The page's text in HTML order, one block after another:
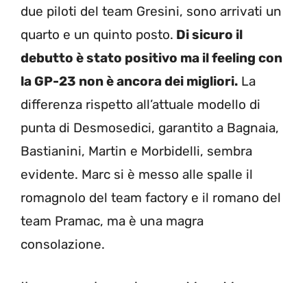
due piloti del team Gresini, sono arrivati un
quarto e un quinto posto. Di sicuro il
debutto è stato positivo ma il feeling con
la GP-23 non è ancora dei migliori. La
differenza rispetto all’attuale modello di
punta di Desmosedici, garantito a Bagnaia,
Bastianini, Martin e Morbidelli, sembra
evidente. Marc si è messo alle spalle il
romagnolo del team factory e il romano del
team Pramac, ma è una magra
consolazione.